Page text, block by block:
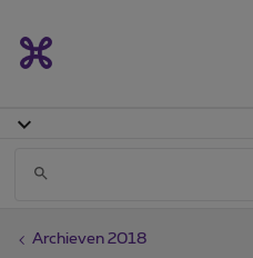
Archieven 2018